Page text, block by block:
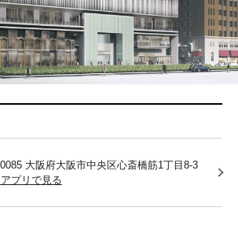
大阪府大阪市中央区心斎橋筋1丁目8-3
プリで見る